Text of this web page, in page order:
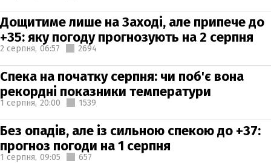
Дощитиме лише на Заході, але припече до
+35: яку погоду прогнозують на 2 серпня
2 серпня, 06:57 2694
Спека на початку серпня: чи поб'є вона
рекордні показники температури
1 серпня, 20:00 1539
Без опадів, але із сильною спекою до +37:
прогноз погоди на 1 серпня
1 серпня, 09:05 657